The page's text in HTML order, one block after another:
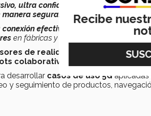
ultra confiable baja latencia
manera segura.
conexión efectiva entre trabajadores y
en fábricas y almacenes inteligentes”
de realidad aumentada y
colaborativos y móviles.
desarrollar casos de uso 5G aplicadas
y seguimiento de productos,
Recibe